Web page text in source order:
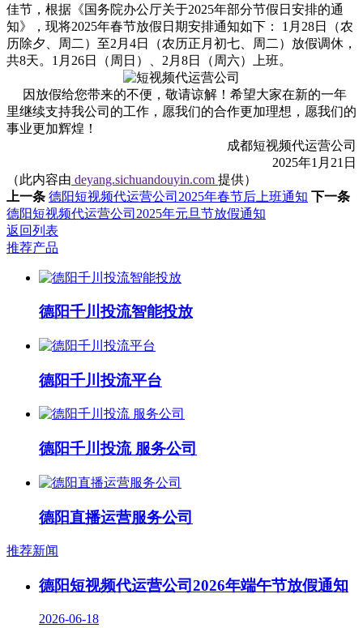
佳节，根据《国务院办公厅关于2025年部分节假日安排的通
知》，现将2025年春节放假日期安排通知如下： 1月28日（农
历除夕、周二）至2月4日（农历正月初七、周二）放假调休，
共8天。1月26日（周日）、2月8日（周六）上班。
因放假给您带来的不便，敬请谅解！希望大家在新的一年
里继续支持我公司的工作，愿我们的合作更加理想，愿我们的
事业更加辉煌！
成都短视频代运营公司
2025年1月21日
（此内容由 deyang.sichuandouyin.com 提供）
上一条 德阳短视频代运营公司2025年春节后上班通知 下一条
德阳短视频代运营公司2025年元旦节放假通知
返回列表
推荐产品
德阳千川投流智能投放
德阳千川投流平台
德阳千川投流 服务公司
德阳直播运营服务公司
推荐新闻
德阳短视频代运营公司2026年端午节放假通知
2026-06-18